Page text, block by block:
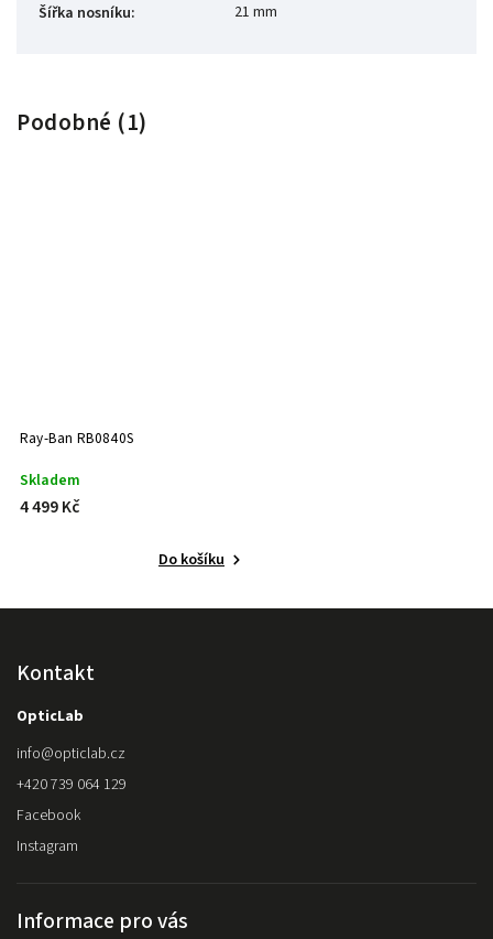
Šířka nosníku: 21 mm
Podobné (1)
Ray-Ban RB0840S
Skladem
4 499 Kč
Do košíku
Kontakt
OpticLab
info@opticlab.cz
+420 739 064 129
Facebook
Instagram
Informace pro vás